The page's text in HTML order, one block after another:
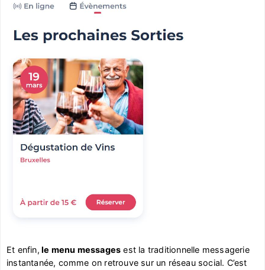
Et enfin, le menu messages est la traditionnelle messagerie
instantanée, comme on retrouve sur un réseau social. C’est